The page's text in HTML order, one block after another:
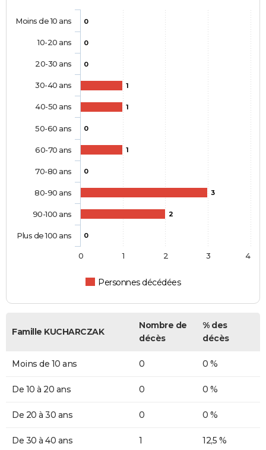
0
0
0
1
1
0
1
0
3
2
0
Personnes décédées
Moins de 10 ans
10-20 ans
20-30 ans
30-40 ans
40-50 ans
50-60 ans
60-70 ans
70-80 ans
80-90 ans
90-100 ans
Plus de 100 ans
0 1 2 3 4
Famille KUCHARCZAK
Nombre de
décès
% des
décès
Moins de 10 ans 0 0 %
De 10 à 20 ans 0 0 %
De 20 à 30 ans 0 0 %
De 30 à 40 ans 1 12,5 %